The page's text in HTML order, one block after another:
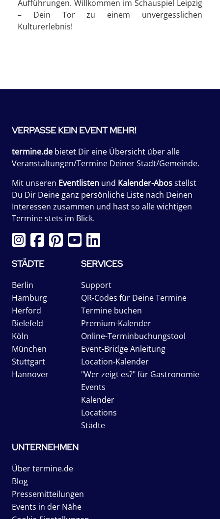
Aufführungen. Willkommen im Schauspiel Leipzig
– Dein Tor zu einem unvergesslichen
Kulturerlebnis!
VERPASSE KEIN EVENT MEHR!
termine.de bietet Dir eine Übersicht über alle
Veranstaltungen/Termine Deiner Stadt/Gemeinde.
Mit unseren Eventlisten und Kalender-Abosstellst
Du Dir Deine ganz persönliche Liste nach Deinen
Interessen zusammen und hast so alle wichtigen
Termine stets im Blick.
STÄDTE
Berlin
Hamburg
Herford
Bielefeld
Köln
München
Stuttgart
Hannover
SERVICES
Support
QR-Codes für Deine Termine
Termine buchen
Premium-Kalender
Online-Terminbuchungstool
Event-Bridge Anleitung
Location-Kalender
"Wer zeigt es?" für Gastronomie
Events
Kalender
Locations
Städte
UNTERNEHMEN
Über termine.de
Blog
Pressemitteilungen
Events in der Nähe